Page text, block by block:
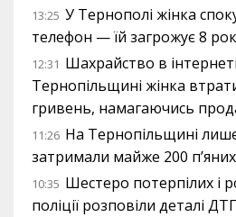
13:25 У Тернополі жінка
телефон — їй загрожує 8
12:31 Шахрайство в
Тернопільщині жінка
гривень, намагаючись
11:26 На Тернопільщині
затримали майже 200 п’яних
10:35 Шестеро потерпілих і
поліції розповіли деталі